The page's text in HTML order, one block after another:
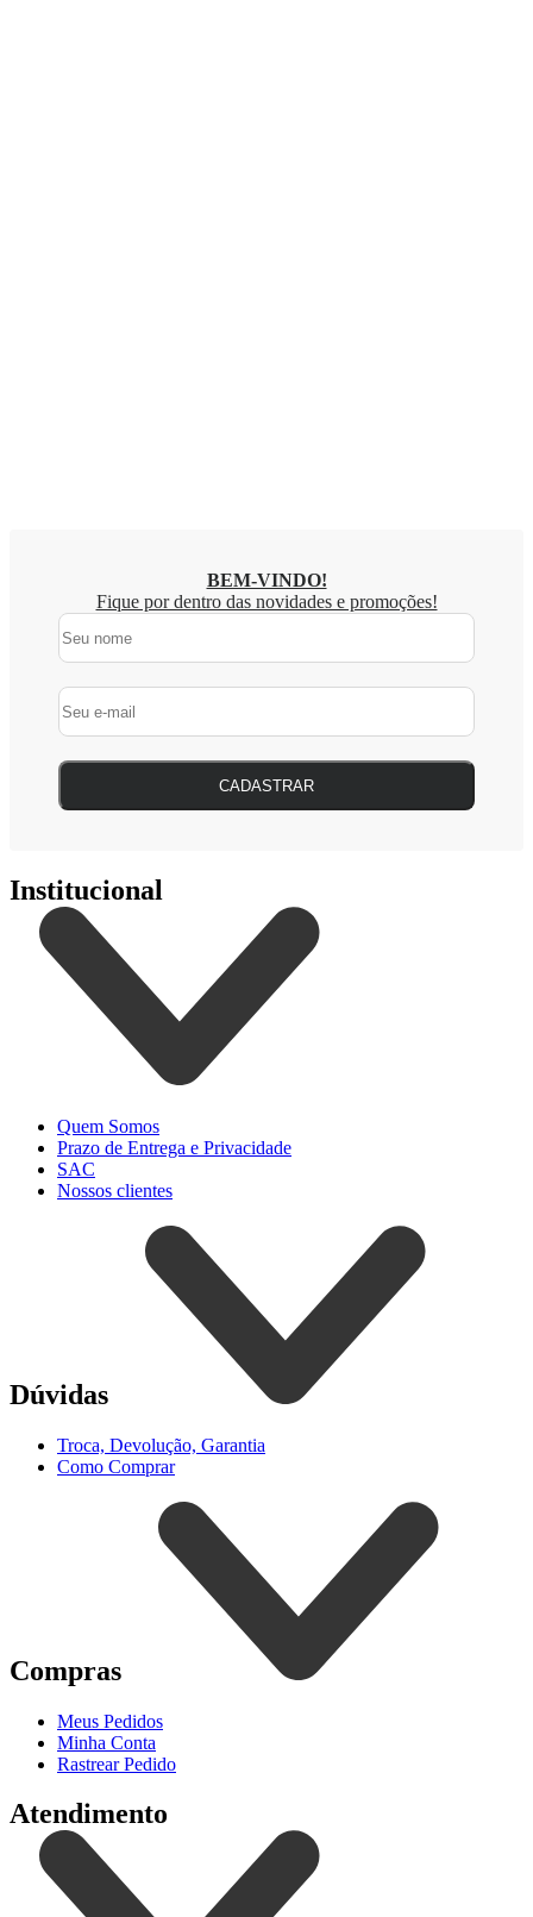
BEM-VINDO!
Fique por dentro das novidades e promoções!
CADASTRAR
Institucional
Quem Somos
Prazo de Entrega e Privacidade
SAC
Nossos clientes
Dúvidas
Troca, Devolução, Garantia
Como Comprar
Compras
Meus Pedidos
Minha Conta
Rastrear Pedido
Atendimento